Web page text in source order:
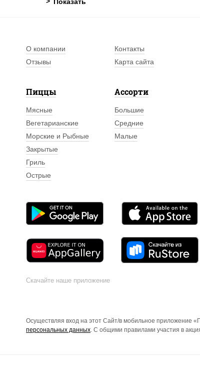
О компании Контакты
Отзывы
Карта сайта
Пиццы
Мясные
Вегетарианские
Морские и Рыбные
Закрытые
Гриль
Острые
Ассорти
Большие
Средние
Малые
Скачайте наше приложение
Осуществляя вход на этот Сайт/в мобильное приложение
персональных данных . С общими правилами участия в